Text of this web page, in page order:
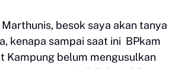
besok saya akan tanya
kenapa sampai saat ini BPkam
Kampung belum mengusulkan